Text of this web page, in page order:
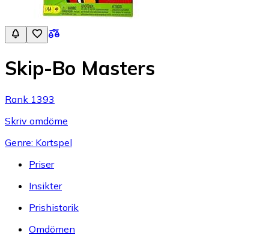
Skip-Bo Masters
Rank 1393
Skriv omdöme
Genre: Kortspel
Priser
Insikter
Prishistorik
Omdömen